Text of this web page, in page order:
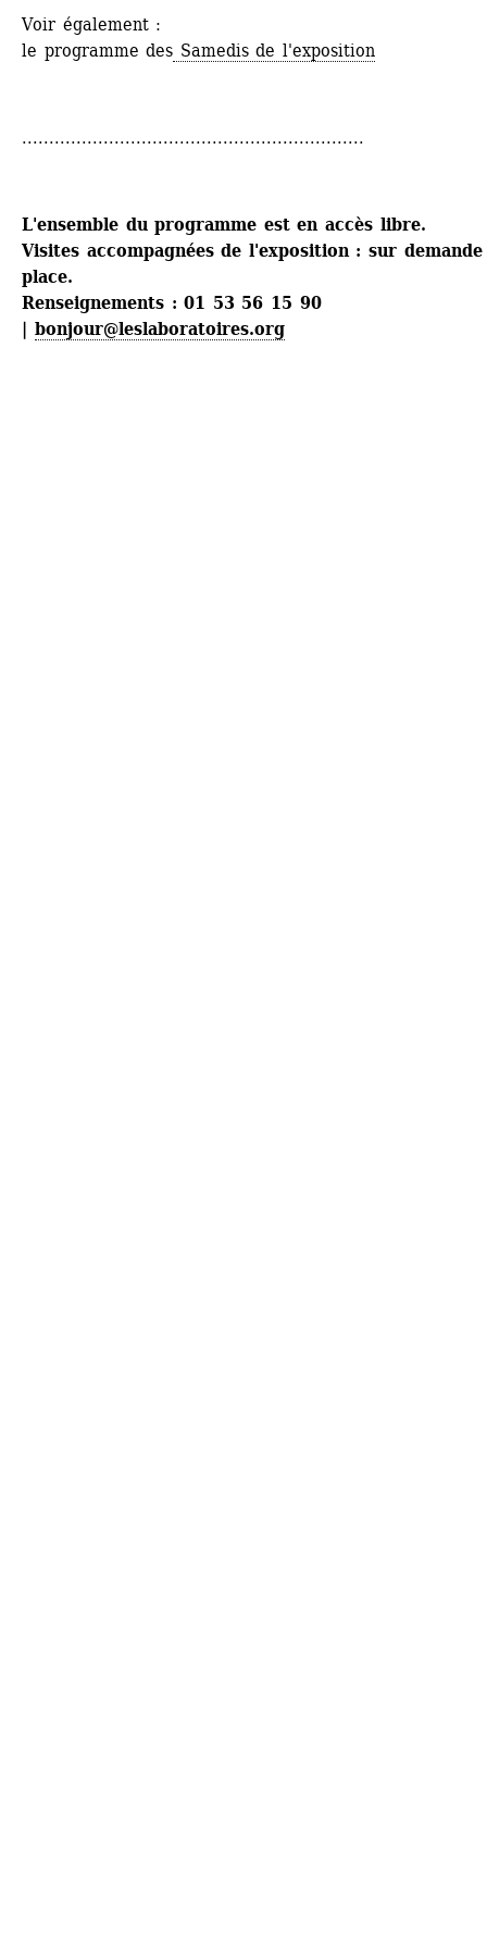
Voir également :
le programme des Samedis de l'exposition
...............................................................
L'ensemble du programme est en accès libre.
Visites accompagnées de l'exposition : sur
place.
Renseignements : 01 53 56 15 90
bonjour@leslaboratoires.org